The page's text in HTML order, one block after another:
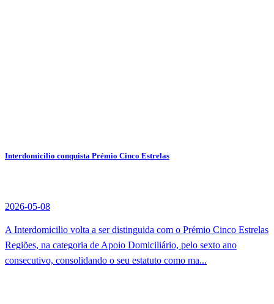
Interdomicilio conquista Prémio Cinco Estrelas
2026-05-08
A Interdomicilio volta a ser distinguida com o Prémio Cinco Estrelas
Regiões, na categoria de Apoio Domiciliário, pelo sexto ano
consecutivo, consolidando o seu estatuto como ma...